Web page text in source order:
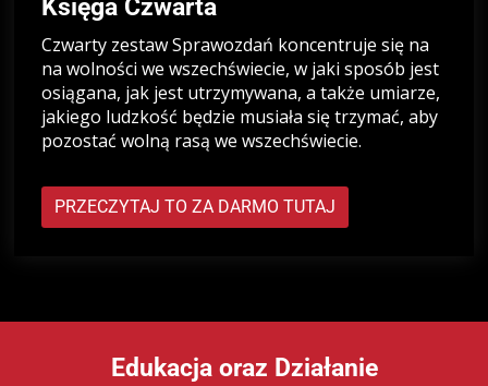
Księga Czwarta
Czwarty zestaw Sprawozdań koncentruje się na
na wolności we wszechświecie, w jaki sposób jest
osiągana, jak jest utrzymywana, a także umiarze,
jakiego ludzkość będzie musiała się trzymać, aby
pozostać wolną rasą we wszechświecie.
PRZECZYTAJ TO ZA DARMO TUTAJ
Edukacja oraz Działanie